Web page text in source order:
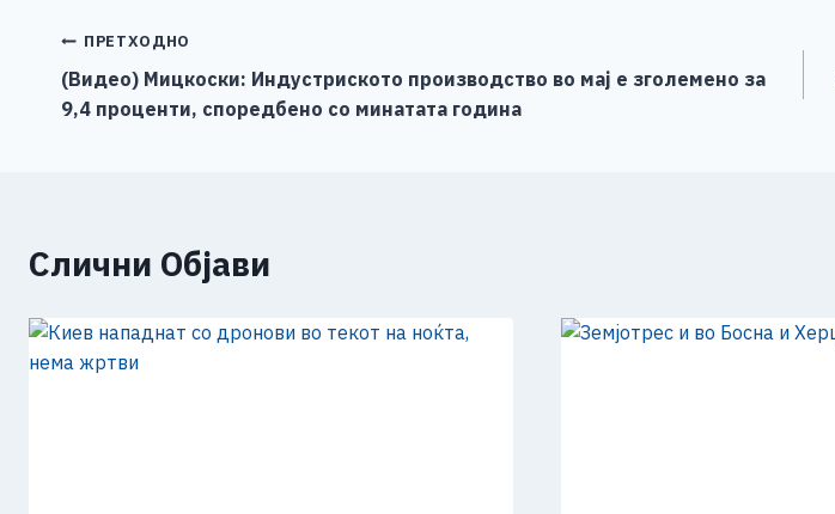
b
o
o
g
er
p
p
n
k
Навигација
на
ПРЕТХОДНО
(Видео) Мицкоски: Индустриското производство во мај е зголемено за
9,4 проценти, споредбено со минатата година
Слични Објави